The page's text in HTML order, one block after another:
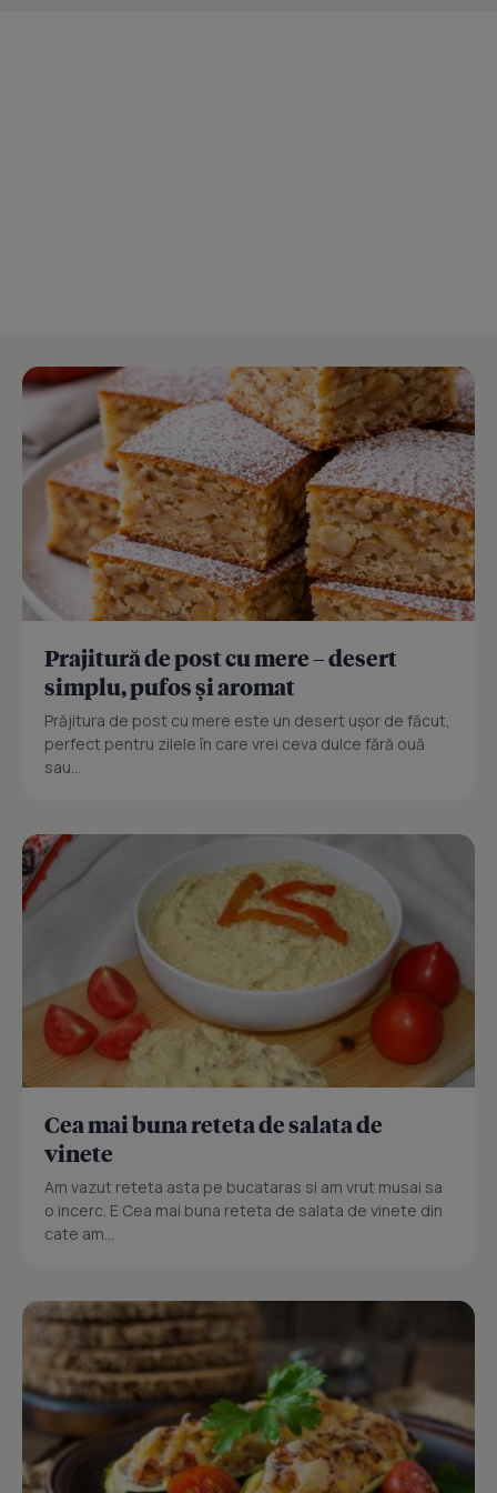
Prajitură de post cu mere – desert
simplu, pufos și aromat
Prăjitura de post cu mere este un desert ușor de făcut,
perfect pentru zilele în care vrei ceva dulce fără ouă
sau...
Cea mai buna reteta de salata de
vinete
Am vazut reteta asta pe bucataras si am vrut musai sa
o incerc. E Cea mai buna reteta de salata de vinete din
cate am...